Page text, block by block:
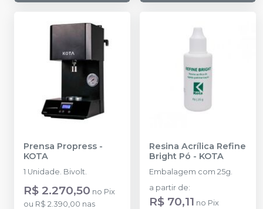
Prensa Propress -
KOTA
1 Unidade. Bivolt.
R$ 2.270,50 no Pix
ou R$ 2.390,00 nas
Resina Acrílica Refine
Bright Pó - KOTA
Embalagem com 25g.
a partir de:
R$ 70,11 no Pix